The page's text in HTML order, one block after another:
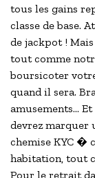
tous les gains
classe de base.
de jackpot !
tout comme
boursicoter
quand il sera.
amusements…
devrez marquer
chemise KYC �
habitation, tout
Pour le retrait